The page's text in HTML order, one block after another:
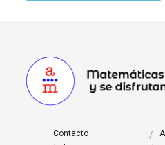
Footer
Contacto